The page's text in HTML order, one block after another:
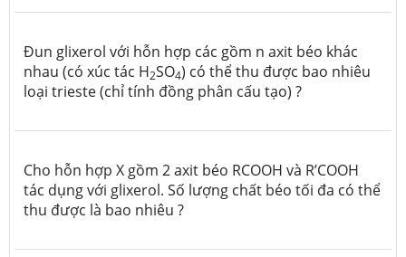
Đun glixerol với hỗn hợp các gồm n axit béo khác
nhau (có xúc tác H2SO4) có thể thu được bao nhiêu
loại trieste (chỉtính đồng phân cấu tạo) ?
Cho hỗn hợp X gồm 2 axit béo RCOOH và R’COOH
tác dụng với glixerol. Số lượng chất béo tối đa có thể
thu được là bao nhiêu ?